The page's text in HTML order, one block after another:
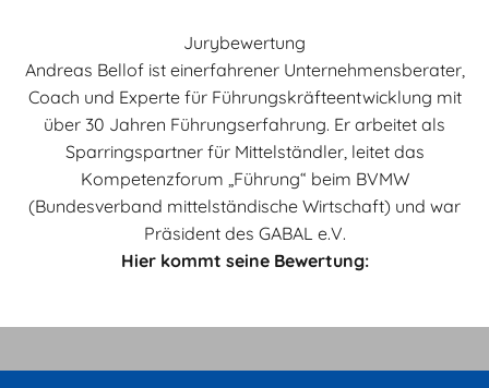
Jurybewertung
Andreas Bellof ist einerfahrener Unternehmensberater,
Coach und Experte für Führungskräfteentwicklung mit
über 30 Jahren Führungserfahrung. Er arbeitet als
Sparringspartner für Mittelständler, leitet das
Kompetenzforum „Führung“ beim BVMW
(Bundesverband mittelständische Wirtschaft) und war
Präsident des GABAL e.V.
Hier kommt seine Bewertung: